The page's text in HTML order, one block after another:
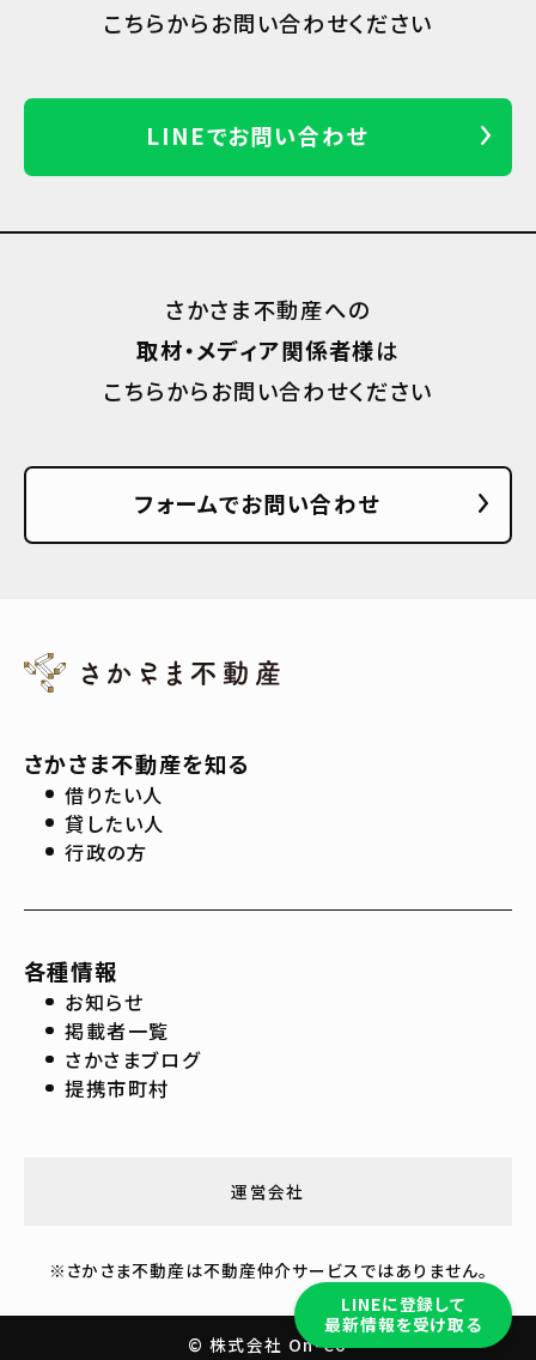
LINEに登録して
最新情報を受け取る
こちらからお問い合わせください
LINEでお問い合わせ
さかさま不動産への
取材・メディア関係者様は
こちらからお問い合わせください
フォームでお問い合わせ
さかさま不動産を知る
借りたい人
貸したい人
行政の方
各種情報
お知らせ
掲載者一覧
さかさまブログ
提携市町村
運営会社
※さかさま不動産は不動産仲介サービスではありません。
© 株式会社 On-Co